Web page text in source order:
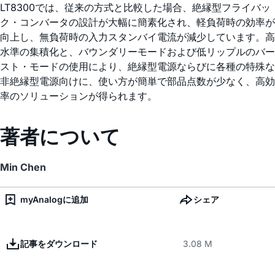
LT8300では、従来の方式と比較した場合、絶縁型フライバッ
ク・コンバータの設計が大幅に簡素化され、軽負荷時の効率が
向上し、無負荷時の入力スタンバイ電流が減少しています。高
水準の集積化と、バウンダリーモードおよび低リップルのバー
スト・モードの使用により、絶縁型電源ならびに各種の特殊な
非絶縁型電源向けに、使い方が簡単で部品点数が少なく、高効
率のソリューションが得られます。
著者について
Min Chen
myAnalogに追加 シェア
記事をダウンロード 3.08 M